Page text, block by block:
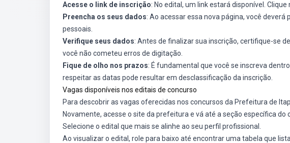
Acesse o link de inscrição: No edital, um link estará disponível.
Preencha os seus dados: Ao acessar essa nova página, você
pessoais.
Verifique seus dados: Antes de finalizar sua inscrição, certifique-se
você não cometeu erros de digitação.
Fique de olho nos prazos: É fundamental que você se inscreva
respeitar as datas pode resultar em desclassificação da inscrição.
Vagas disponíveis nos editais de concurso
Para descobrir as vagas oferecidas nos concursos da Prefeitura de
Novamente, acesse o site da prefeitura e vá até a seção específica do
Selecione o edital que mais se alinhe ao seu perfil profissional.
Ao visualizar o edital, role para baixo até encontrar uma tabela que